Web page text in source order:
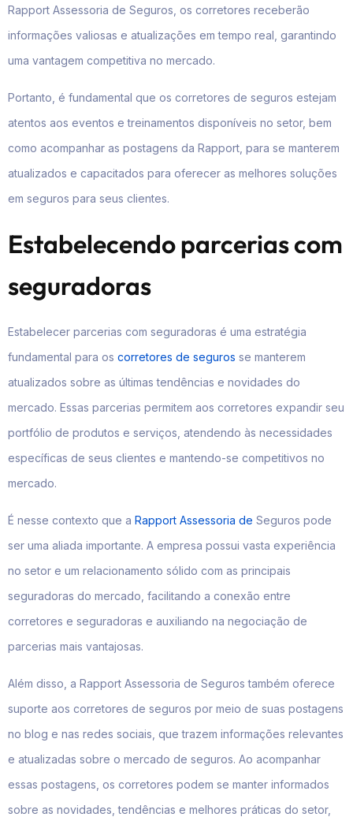
Rapport Assessoria de Seguros, os corretores receberão
informações valiosas e atualizações em tempo real, garantindo
uma vantagem competitiva no mercado.
Portanto, é fundamental que os corretores de seguros estejam
atentos aos eventos e treinamentos disponíveis no setor, bem
como acompanhar as postagens da Rapport, para se manterem
atualizados e capacitados para oferecer as melhores soluções
em seguros para seus clientes.
Estabelecendo parcerias com
seguradoras
Estabelecer parcerias com seguradoras é uma estratégia
fundamental para os corretores de seguros se manterem
atualizados sobre as últimas tendências e novidades do
mercado. Essas parcerias permitem aos corretores expandir seu
portfólio de produtos e serviços, atendendo às necessidades
específicas de seus clientes e mantendo-se competitivos no
mercado.
É nesse contexto que a Rapport Assessoria de Seguros pode
ser uma aliada importante. A empresa possui vasta experiência
no setor e um relacionamento sólido com as principais
seguradoras do mercado, facilitando a conexão entre
corretores e seguradoras e auxiliando na negociação de
parcerias mais vantajosas.
Além disso, a Rapport Assessoria de Seguros também oferece
suporte aos corretores de seguros por meio de suas postagens
no blog e nas redes sociais, que trazem informações relevantes
e atualizadas sobre o mercado de seguros. Ao acompanhar
essas postagens, os corretores podem se manter informados
sobre as novidades, tendências e melhores práticas do setor,